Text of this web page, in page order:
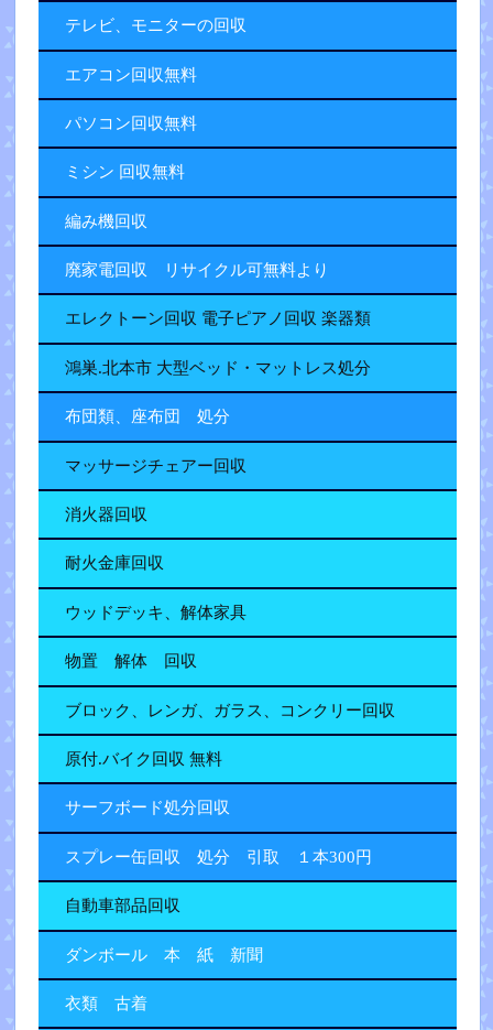
テレビ、モニターの回収
エアコン回収無料
パソコン回収無料
ミシン 回収無料
編み機回収
廃家電回収 リサイクル可無料より
エレクトーン回収 電子ピアノ回収 楽器類
鴻巣.北本市 大型ベッド・マットレス処分
布団類、座布団 処分
マッサージチェアー回収
消火器回収
耐火金庫回収
ウッドデッキ、解体家具
物置 解体 回収
ブロック、レンガ、ガラス、コンクリー回収
原付.バイク回収 無料
サーフボード処分回収
スプレー缶回収 処分 引取 １本300円
自動車部品回収
ダンボール 本 紙 新聞
衣類 古着